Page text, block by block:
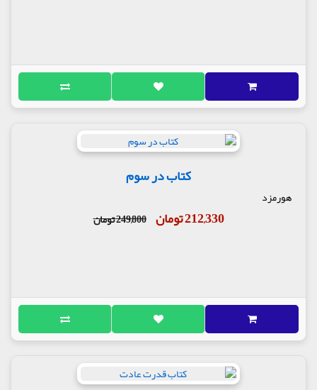
کتاب در سوم
هورمزد
212,330 تومان 249,800 تومان